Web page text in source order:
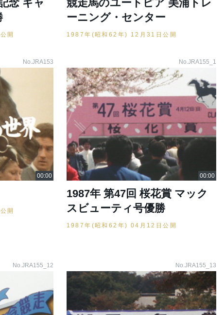
念 ギャ
開
競走馬のユートピア 美浦トレ
ーニング・センター
1987年(昭和62年) 12月31日公開
No.JRA153
開
No.JRA155_1
1987年 第47回 桜花賞 マック
スビューティ号優勝
1987年(昭和62年) 04月12日公開
No.JRA155_12 No.JRA155_13